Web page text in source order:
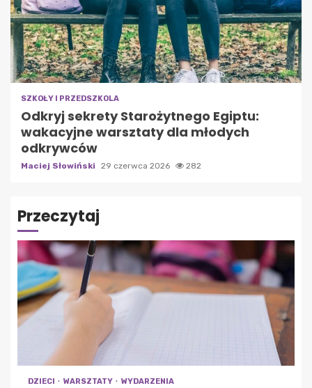
SZKOŁY I PRZEDSZKOLA
Odkryj sekrety Starożytnego Egiptu:
wakacyjne warsztaty dla młodych
odkrywców
Maciej Słowiński 29 czerwca 2026 282
Przeczytaj
DZIECI WARSZTATY WYDARZENIA